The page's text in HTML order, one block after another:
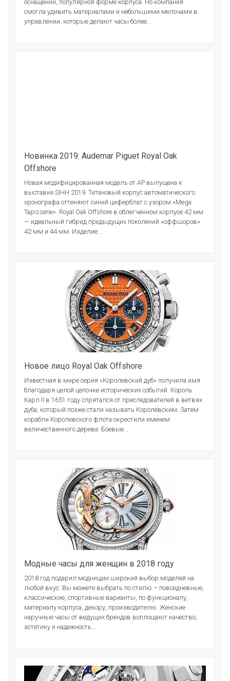
оснащении, популярной форме корпуса. Но компания
смогла удивить материалами и небольшими мелочами в
управлении, которые делают часы более...
Новинка 2019: Audemar Piguet Royal Oak
Offshore
Новая модифицированная модель от АР выпущена к
выставке SIHH 2019. Титановый корпус автоматического
хронографа оттеняют синий циферблат с узором «Mega
Tapisserie». Royal Oak Offshore в облегченном корпусе 42 мм
— идеальный гибрид предыдущих поколений «оффшоров»
42 мм и 44 мм. Изделие...
Новое лицо Royal Oak Offshore
Известная в мире серия «Королевский дуб» получила имя
благодаря целой цепочке исторических событий. Король
Карл II в 1651 году спрятался от преследователей в ветвях
дуба, который позже стали называть Королевским. Затем
корабли Королевского флота окрестили именем
величественного дерева. Боевые...
Модные часы для женщин в 2018 году
2018 год подарил модницам широкий выбор моделей на
любой вкус. Вы можете выбрать по стилю – повседневные,
классические, спортивные варианты, по функционалу,
материалу корпуса, декору, производителю. Женские
наручные часы от ведущих брендов воплощают качество,
эстетику и надежность...